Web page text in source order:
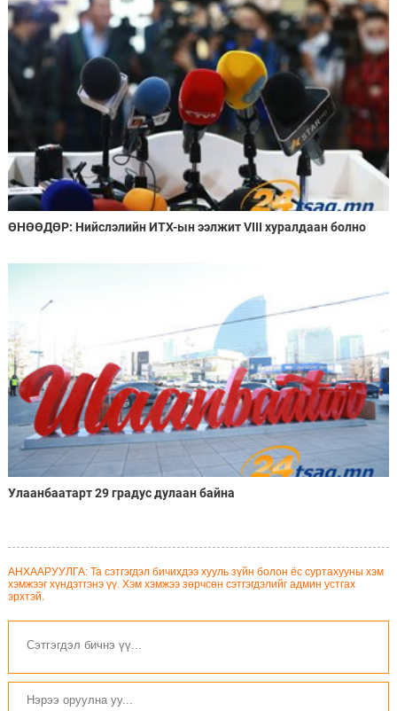
ӨНӨӨДӨР: Нийслэлийн ИТХ-ын ээлжит VIII хуралдаан болно
Улаанбаатарт 29 градус дулаан байна
АНХААРУУЛГА: Та сэтгэгдэл бичихдээ хууль зүйн болон ёс суртахууны хэм
хэмжээг хүндэтгэнэ үү. Хэм хэмжээ зөрчсөн сэтгэгдэлийг админ устгах
эрхтэй.